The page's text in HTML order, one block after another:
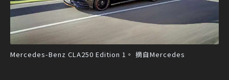
Mercedes-Benz CLA250 Edition 1。 摘自Mercedes